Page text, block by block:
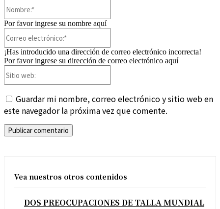
Por favor ingrese su nombre aquí
¡Has introducido una dirección de correo electrónico incorrecta!
Por favor ingrese su dirección de correo electrónico aquí
Guardar mi nombre, correo electrónico y sitio web en
este navegador la próxima vez que comente.
Vea nuestros otros contenidos
DOS PREOCUPACIONES DE TALLA MUNDIAL